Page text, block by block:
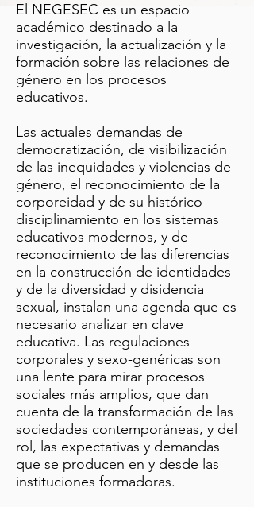
El NEGESEC es un espacio
académico destinado a la
investigación, la actualización y la
formación sobre las relaciones de
género en los procesos
educativos.
Las actuales demandas de
democratización, de visibilización
de las inequidades y violencias de
género, el reconocimiento de la
corporeidad y de su histórico
disciplinamiento en los sistemas
educativos modernos, y de
reconocimiento de las diferencias
en la construcción de identidades
y de la diversidad y disidencia
sexual, instalan una agenda que es
necesario analizar en clave
educativa. Las regulaciones
corporales y sexo-genéricas son
una lente para mirar procesos
sociales más amplios, que dan
cuenta de la transformación de las
sociedades contemporáneas, y del
rol, las expectativas y demandas
que se producen en y desde las
instituciones formadoras.